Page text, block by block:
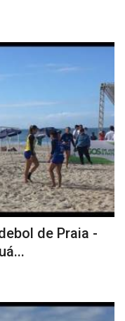
de Praia -